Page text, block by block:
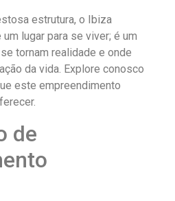
estrutura, o Ibiza
lugar para se viver; é um
tornam realidade e onde
da vida. Explore conosco
este empreendimento
de